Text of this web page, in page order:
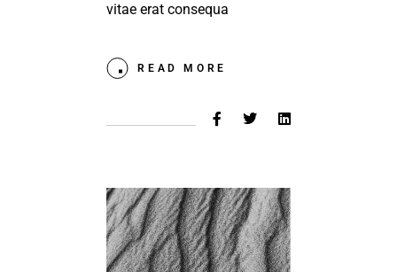
vitae erat consequa
READ MORE